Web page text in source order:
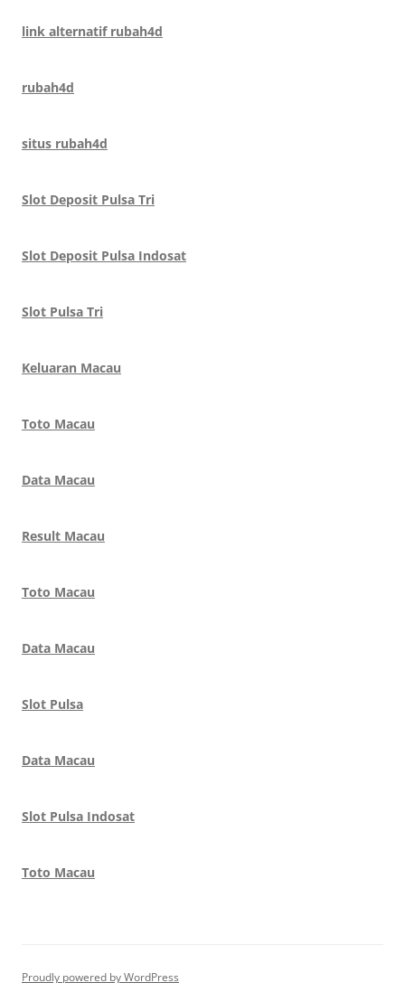
link alternatif rubah4d
rubah4d
situs rubah4d
Slot Deposit Pulsa Tri
Slot Deposit Pulsa Indosat
Slot Pulsa Tri
Keluaran Macau
Toto Macau
Data Macau
Result Macau
Toto Macau
Data Macau
Slot Pulsa
Data Macau
Slot Pulsa Indosat
Toto Macau
Proudly powered by WordPress